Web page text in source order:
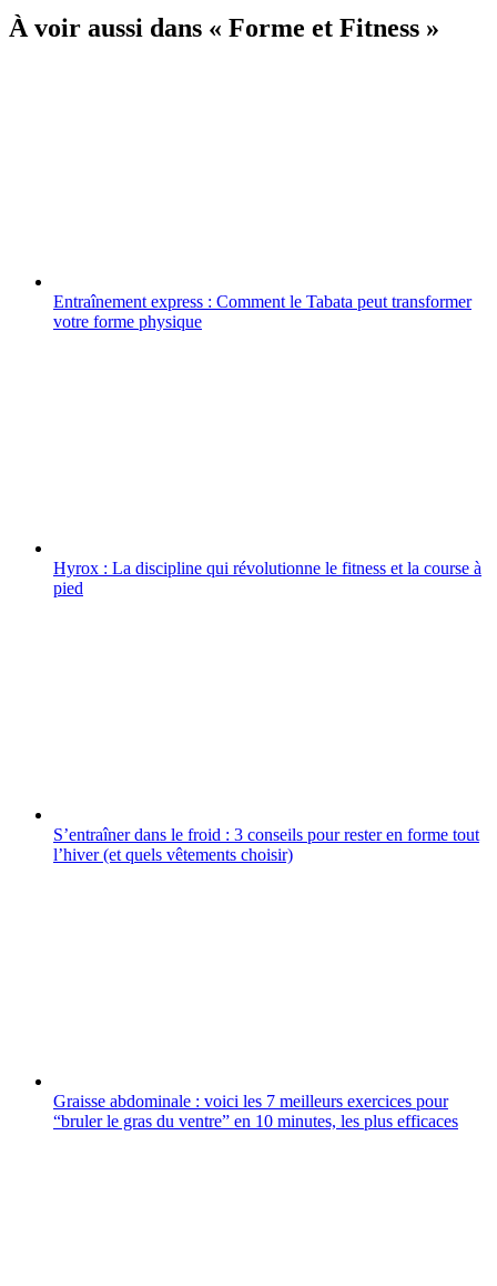
À voir aussi dans « Forme et Fitness »
Entraînement express : Comment le Tabata peut transformer
votre forme physique
Hyrox : La discipline qui révolutionne le fitness et la course à
pied
S’entraîner dans le froid : 3 conseils pour rester en forme tout
l’hiver (et quels vêtements choisir)
Graisse abdominale : voici les 7 meilleurs exercices pour
“bruler le gras du ventre” en 10 minutes, les plus efficaces